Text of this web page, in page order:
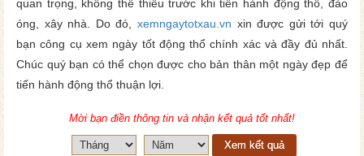
quan trọng, không thể thiếu trước khi tiến hành động thổ, đào
óng, xây nhà. Do đó, xemngaytotxau.vn xin được gửi tới quý
bạn công cụ xem ngày tốt động thổ chính xác và đầy đủ nhất.
Chúc quý bạn có thể chọn được cho bản thân một ngày đẹp để
tiến hành động thổ thuận lợi.
Mời bạn điền thông tin và nhận kết quả tốt nhất!
Xem kết quả